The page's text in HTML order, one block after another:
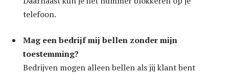
telefoon.
Mag een bedrijf mij bellen zonder mijn
toestemming?
Bedrijven mogen alleen bellen als jij klant bent